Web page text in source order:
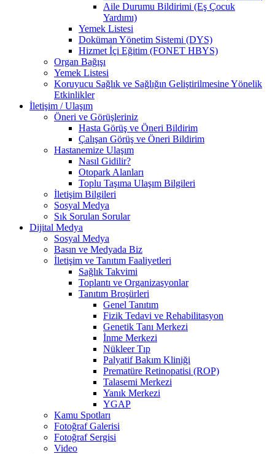
Aile Durumu Bildirimi (Eş Çocuk
Yardımı)
Yemek Listesi
Doküman Yönetim Sistemi (DYS)
Hizmet İçi Eğitim (FONET HBYS)
Organ Bağışı
Yemek Listesi
Koruyucu Sağlık ve Sağlığın Geliştirilmesine Yönelik
Etkinlikler
İletişim / Ulaşım
Öneri ve Görüşleriniz
Hasta Görüş ve Öneri Bildirim
Çalışan Görüş ve Öneri Bildirim
Hastanemize Ulaşım
Nasıl Gidilir?
Otopark Alanları
Toplu Taşıma Ulaşım Bilgileri
İletişim Bilgileri
Sosyal Medya
Sık Sorulan Sorular
Dijital Medya
Sosyal Medya
Basın ve Medyada Biz
İletişim ve Tanıtım Faaliyetleri
Sağlık Takvimi
Toplantı ve Organizasyonlar
Tanıtım Broşürleri
Genel Tanıtım
Fizik Tedavi ve Rehabilitasyon
Genetik Tanı Merkezi
İnme Merkezi
Nükleer Tıp
Palyatif Bakım Kliniği
Prematüre Retinopatisi (ROP)
Talasemi Merkezi
Yanık Merkezi
YGAP
Kamu Spotları
Fotoğraf Galerisi
Fotoğraf Sergisi
Video